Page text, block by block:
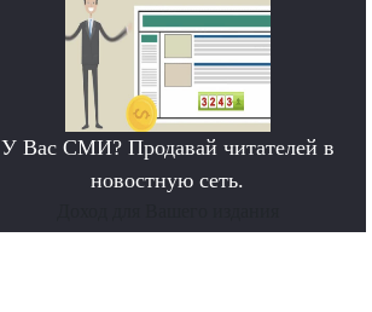
У Вас СМИ? Продавай читателей в
новостную сеть.